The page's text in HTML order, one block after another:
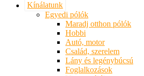
Kínálatunk
Egyedi pólók
Maradj otthon pólók
Hobbi
Autó, motor
Család, szerelem
Lány és legénybúcsú
Foglalkozások